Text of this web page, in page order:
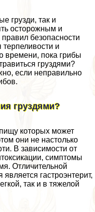
грузди, так и
осторожным и
безопасности
и
времени, пока грибы
груздями?
если неправильно
груздями?
которых может
они не настолько
В зависимости от
симптомы
Отличительной
гастроэнтерит,
так и в тяжелой